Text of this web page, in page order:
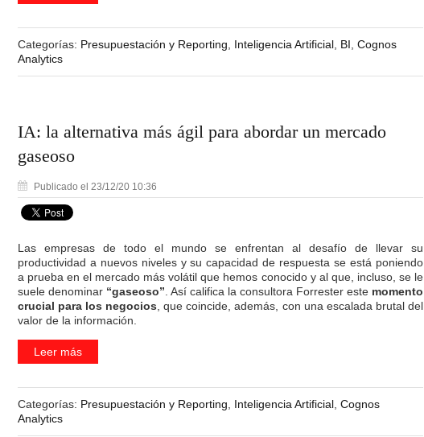
Categorías: Presupuestación y Reporting Inteligencia Artificial, BI Cognos
Analytics
IA: la alternativa más ágil para abordar un mercado
gaseoso
Publicado el 23/12/20 10:36
Las empresas de todo el mundo se enfrentan al desafío de llevar su
productividad a nuevos niveles y su capacidad de respuesta se está poniendo
a prueba en el mercado más volátil que hemos conocido y al que, incluso, se le
suele denominar “gaseoso”. Así califica la consultora Forrester este momento
crucial para los negocios, que coincide, además, con una escalada brutal del
valor de la información.
Leer más
Categorías: Presupuestación y Reporting, Inteligencia Artificial, Cognos
Analytics